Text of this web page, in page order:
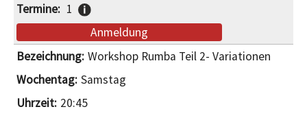
1
Anmeldung
Workshop Rumba Teil 2- Variationen
Samstag
20:45